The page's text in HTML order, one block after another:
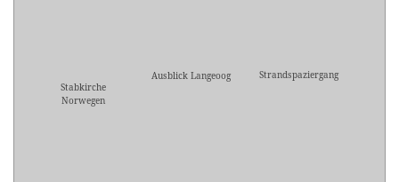
Stabkirche
Norwegen
Ausblick Langeoog Strandspaziergang